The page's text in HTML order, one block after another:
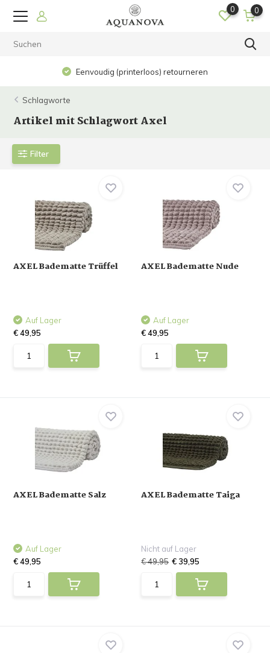
0 0
Eenvoudig (printerloos) retourneren
Schlagworte
Artikel mit Schlagwort Axel
Filter
AXEL Badematte Trüffel
Auf Lager
€ 49,95
AXEL Badematte Nude
Auf Lager
€ 49,95
AXEL Badematte Salz
Auf Lager
€ 49,95
AXEL Badematte Taiga
Nicht auf Lager
€ 49,95 € 39,95